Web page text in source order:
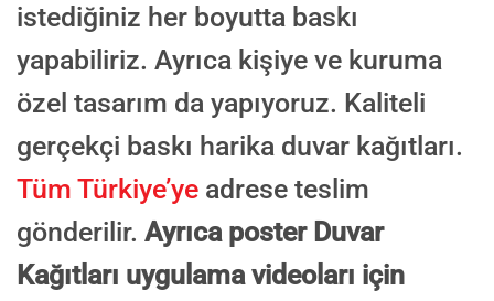
AI TASARIMIYLA SIPARIŞ VER
ONAYINIZDAN SONRA BASKIYA GEÇILECEK
istediğiniz her boyutta baskı
yapabiliriz. Ayrıca kişiye ve kuruma
özel tasarım da yapıyoruz. Kaliteli
gerçekçi baskı harika duvar kağıtları.
Tüm Türkiye’ye adrese teslim
gönderilir. Ayrıca poster Duvar
Kağıtları uygulama videoları için